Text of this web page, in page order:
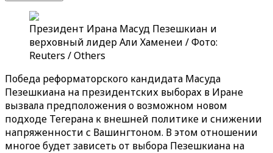
Президент Ирана Масуд Пезешкиан и
верховный лидер Али Хаменеи / Фото:
Reuters / Others
Победа реформаторского кандидата Масуда
Пезешкиана на президентских выборах в Иране
вызвала предположения о возможном новом
подходе Тегерана к внешней политике и снижении
напряженности с Вашингтоном. В этом отношении
многое будет зависеть от выбора Пезешкиана на